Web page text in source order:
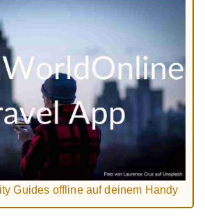
Guides offline auf deinem Handy